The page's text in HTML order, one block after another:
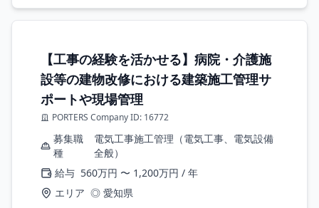
【工事の経験を活かせる】病院・介護施
設等の建物改修における建築施工管理サ
ポートや現場管理
PORTERS Company ID: 16772
募集職
種
電気工事施工管理（電気工事、電気設備
全般）
給与 560万円 〜 1,200万円 / 年
エリア ◎ 愛知県